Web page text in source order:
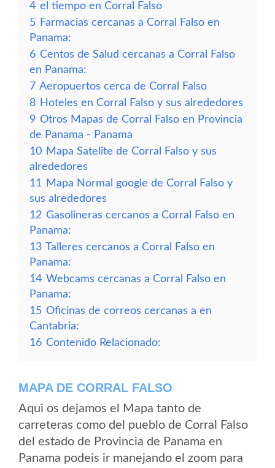
4 el tiempo en Corral Falso
5 Farmacias cercanas a Corral Falso en
Panama:
6 Centos de Salud cercanas a Corral Falso
en Panama:
7 Aeropuertos cerca de Corral Falso
8 Hoteles en Corral Falso y sus alrededores
9 Otros Mapas de Corral Falso en Provincia
de Panama - Panama
10 Mapa Satelite de Corral Falso y sus
alrededores
11
Mapa Normal google de Corral Falso y
sus alrededores
12 Gasolineras cercanos a Corral Falso en
Panama:
13 Talleres cercanos a Corral Falso en
Panama:
14 Webcams cercanas a Corral Falso en
Panama:
15 Oficinas de correos cercanas a en
Cantabria:
16 Contenido Relacionado:
MAPA DE CORRAL FALSO
Aqui os dejamos el Mapa tanto de
carreteras como del pueblo de Corral Falso
del estado de Provincia de Panama en
Panama podeis ir manejando el zoom para